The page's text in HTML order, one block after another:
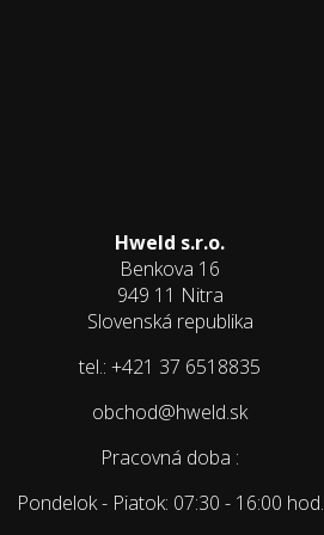
Hweld s.r.o.
Benkova 16
949 11 Nitra
Slovenská republika
tel.: +421 37 6518835
obchod@hweld.sk
Pracovná doba :
Pondelok - Piatok: 07:30 - 16:00 hod.